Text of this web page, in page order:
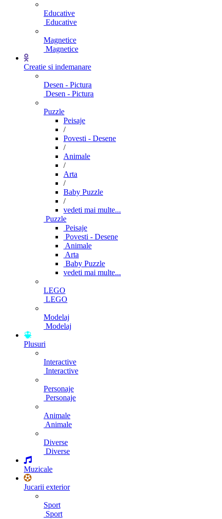
Educative
Educative
Magnetice
Magnetice
Creatie si indemanare
Desen - Pictura
Desen - Pictura
Puzzle
Peisaje
/
Povesti - Desene
/
Animale
/
Arta
/
Baby Puzzle
/
vedeti mai multe...
Puzzle
Peisaje
Povesti - Desene
Animale
Arta
Baby Puzzle
vedeti mai multe...
LEGO
LEGO
Modelaj
Modelaj
Plusuri
Interactive
Interactive
Personaje
Personaje
Animale
Animale
Diverse
Diverse
Muzicale
Jucarii exterior
Sport
Sport